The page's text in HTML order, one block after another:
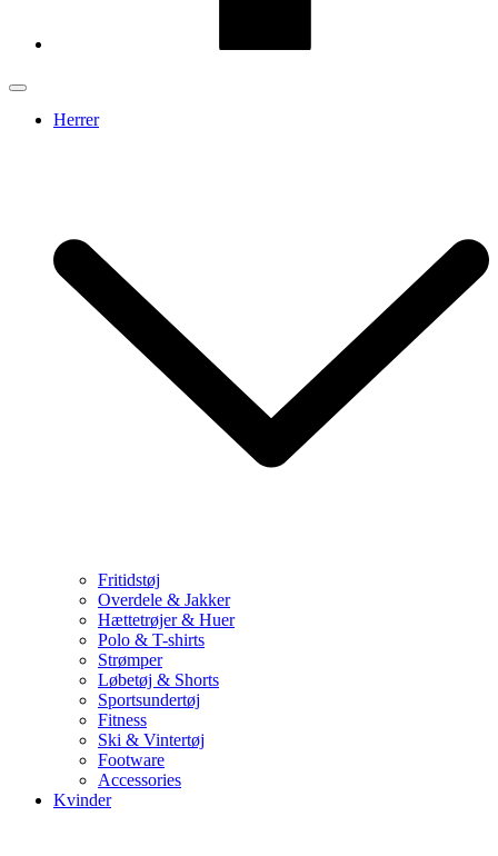
Herrer
Fritidstøj
Overdele & Jakker
Hættetrøjer & Huer
Polo & T-shirts
Strømper
Løbetøj & Shorts
Sportsundertøj
Fitness
Ski & Vintertøj
Footware
Accessories
Kvinder